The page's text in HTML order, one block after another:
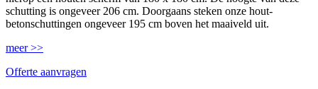
schutting is ongeveer 206 cm. Doorgaans steken onze hout-
betonschuttingen ongeveer 195 cm boven het maaiveld uit.
meer >>
Offerte aanvragen